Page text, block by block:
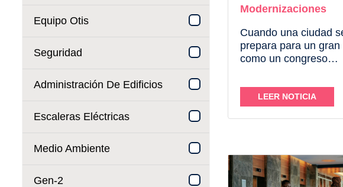
Equipo Otis
Seguridad
Administración De Edificios
Escaleras Eléctricas
Medio Ambiente
Gen-2
Modernizaciones
Cuando una ciudad
prepara para un gran
como un congreso
torneo deportivo, los
viven algo muy
LEER NOTICIA